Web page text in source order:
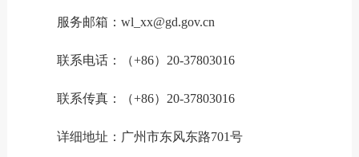
服务邮箱：wl_xx@gd.gov.cn
联系电话：（+86） 20-37803016
联系传真：（+86） 20-37803016
详细地址：广州市东风东路701号